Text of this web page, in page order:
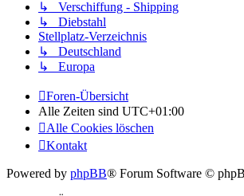
↳ Verschiffung - Shipping
↳ Diebstahl
Stellplatz-Verzeichnis
↳ Deutschland
↳ Europa
Foren-Übersicht
Alle Zeiten sind UTC+01:00
Alle Cookies löschen
Kontakt
Powered by phpBB® Forum Software ©